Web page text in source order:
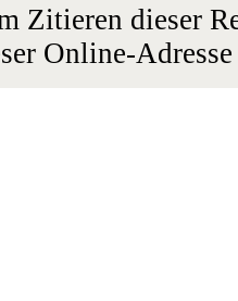
Zitieren dieser
Online-Adresse